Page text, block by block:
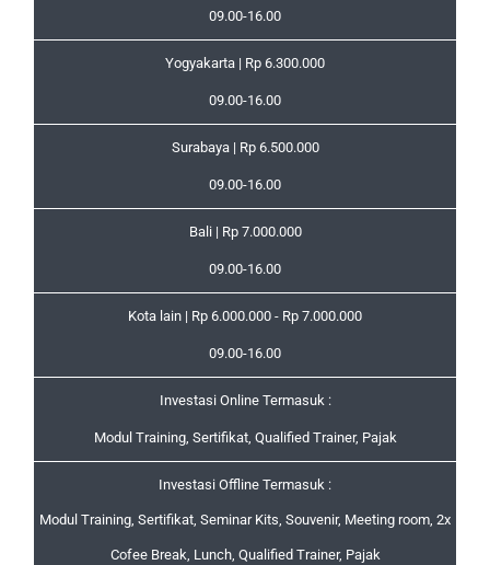
09.00-16.00
Yogyakarta | Rp 6.300.000
09.00-16.00
Surabaya | Rp 6.500.000
09.00-16.00
Bali | Rp 7.000.000
09.00-16.00
Kota lain | Rp 6.000.000 - Rp 7.000.000
09.00-16.00
Investasi Online Termasuk :
Modul Training, Sertifikat, Qualified Trainer, Pajak
Investasi Offline Termasuk :
Modul Training, Sertifikat, Seminar Kits, Souvenir, Meeting room, 2x
Cofee Break, Lunch, Qualified Trainer, Pajak